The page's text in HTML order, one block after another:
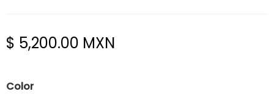
Precio
$ 5,200.00 MXN
Color